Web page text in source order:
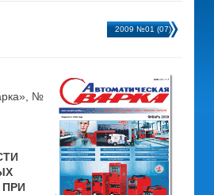
2009 №01 (07)
№